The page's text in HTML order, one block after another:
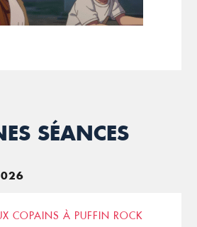
SÉANCES
COPAINS À PUFFIN ROCK